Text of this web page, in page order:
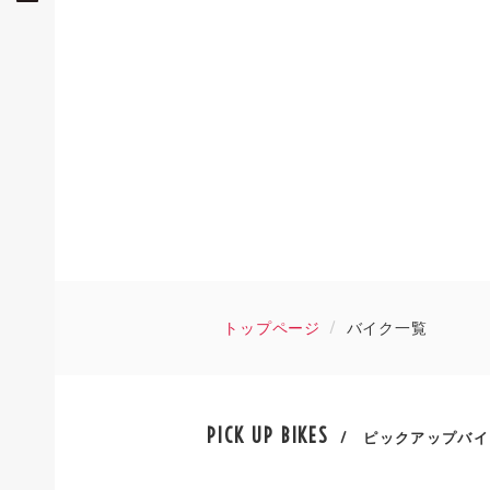
トップページ バイク一覧
PICK UP BIKES / ピックアップバ